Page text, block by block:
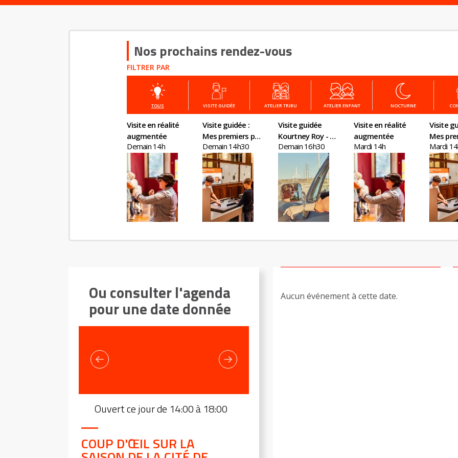
Nos prochains rendez-vous
FILTRER PAR
TOUS VISITE GUIDÉE ATELIER TRIBU ATELIER ENFANT NOCTURNE
Visite en réalité
augmentée
Demain 14h
Visite guidée :
Mes premiers pas
en économie
Demain 14h30
Visite guidée
Kourtney Roy - All
Inclusive
Demain 16h30
Visite en réalité
augmentée
Mardi 14h
Visite
Mes
en
Mardi
Ou consulter l'agenda
pour une date donnée
Ouvert ce jour de 14:00 à 18:00
COUP D'ŒIL SUR LA
Aucun événement à cette date.